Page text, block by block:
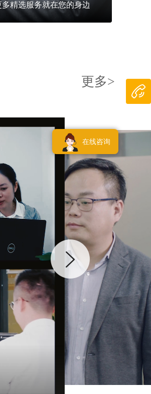
精选服务就在您的身边
更多>
在线咨询